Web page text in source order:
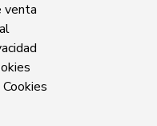
venta